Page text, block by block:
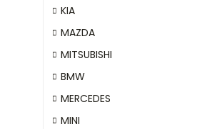
KIA
MAZDA
MITSUBISHI
BMW
MERCEDES
MINI